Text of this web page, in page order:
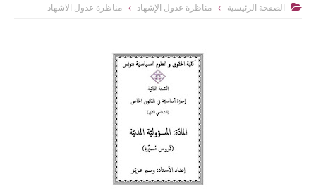
 الصفحة الرئيسية مناظرة عدول الإشهاد مناظرة عدول الاشهاد